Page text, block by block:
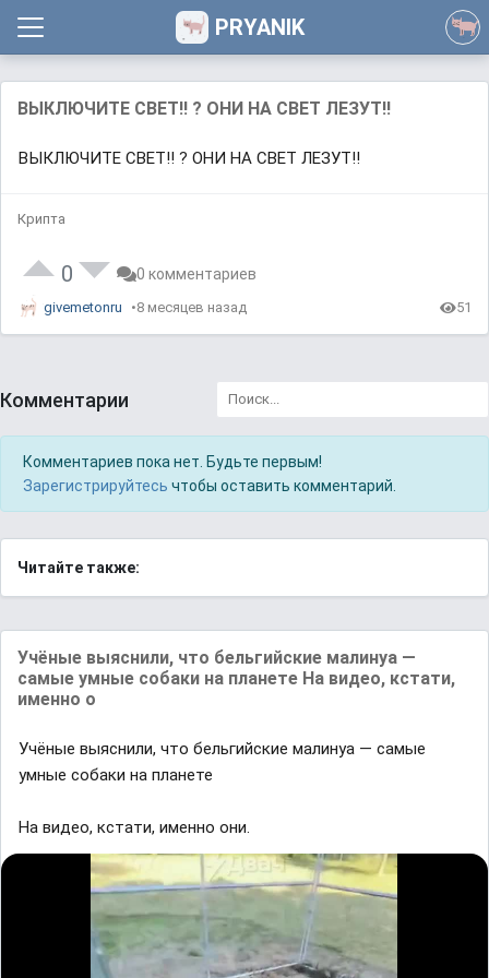
PRYANIK
ВЫКЛЮЧИТЕ СВЕТ!! ? ОНИ НА СВЕТ ЛЕЗУТ!!
ВЫКЛЮЧИТЕ СВЕТ!! ? ОНИ НА СВЕТ ЛЕЗУТ!!
Крипта
0 0 комментариев
givemetonru 8 месяцев назад 51
Комментарии
Комментариев пока нет. Будьте первым!
Зарегистрируйтесь чтобы оставить комментарий.
Читайте также:
Учёные выяснили, что бельгийские малинуа —
самые умные собаки на планете На видео, кстати,
именно о
Учёные выяснили, что бельгийские малинуа — самые
умные собаки на планете
На видео, кстати, именно они.